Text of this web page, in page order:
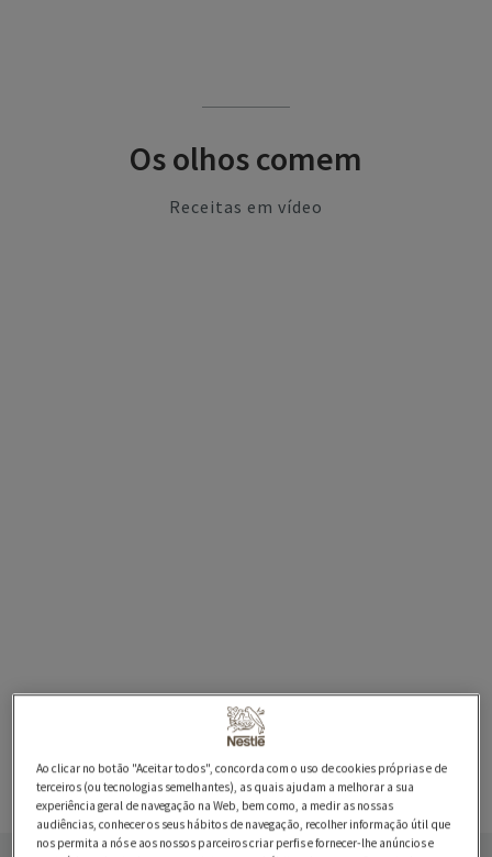
Os olhos comem
Receitas em vídeo
Ao clicar no botão "Aceitar todos", concorda com o uso de cookies próprias e de
terceiros (ou tecnologias semelhantes), as quais ajudam a melhorar a sua
experiência geral de navegação na Web, bem como, a medir as nossas
audiências, conhecer os seus hábitos de navegação, recolher informação útil que
nos permita a nós e aos nossos parceiros criar perfis e fornecer-lhe anúncios e